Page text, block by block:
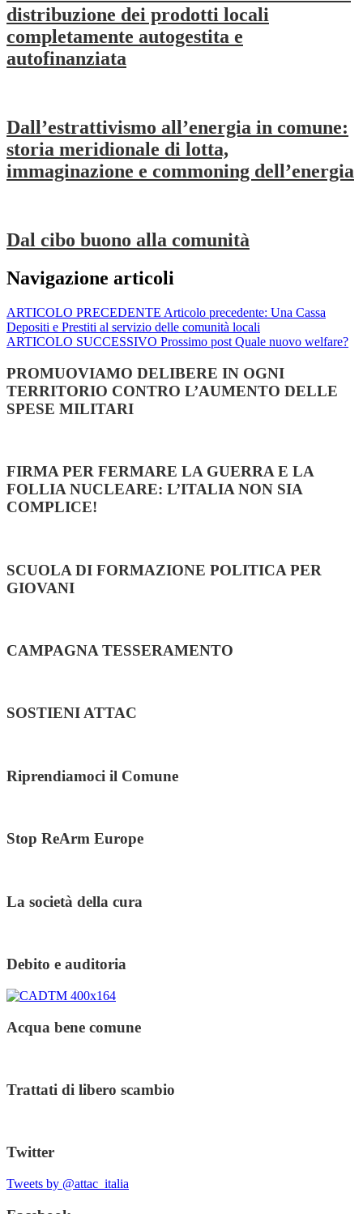
distribuzione dei prodotti locali
completamente autogestita e
autofinanziata
Dall’estrattivismo all’energia in comune:
storia meridionale di lotta,
immaginazione e commoning dell’energia
Dal cibo buono alla comunità
Navigazione articoli
ARTICOLO PRECEDENTE Articolo precedente: Una Cassa
Depositi e Prestiti al servizio delle comunità locali
ARTICOLO SUCCESSIVO Prossimo post Quale nuovo welfare?
PROMUOVIAMO DELIBERE IN OGNI
TERRITORIO CONTRO L’AUMENTO DELLE
SPESE MILITARI
FIRMA PER FERMARE LA GUERRA E LA
FOLLIA NUCLEARE: L’ITALIA NON SIA
COMPLICE!
SCUOLA DI FORMAZIONE POLITICA PER
GIOVANI
CAMPAGNA TESSERAMENTO
SOSTIENI ATTAC
Riprendiamoci il Comune
Stop ReArm Europe
La società della cura
Debito e auditoria
Acqua bene comune
Trattati di libero scambio
Twitter
Tweets by @attac_italia